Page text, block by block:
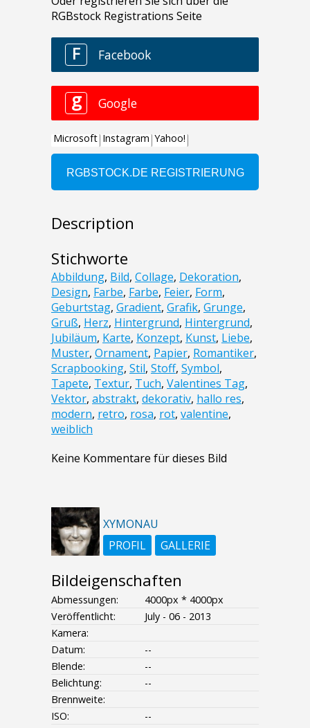
Description
Stichworte
Abbildung, Bild, Collage, Dekoration,
Design, Farbe, Farbe, Feier, Form,
Geburtstag, Gradient, Grafik, Grunge,
Gruß, Herz, Hintergrund, Hintergrund,
Jubiläum, Karte, Konzept, Kunst, Liebe,
Muster, Ornament, Papier, Romantiker,
Scrapbooking, Stil, Stoff, Symbol,
Tapete, Textur, Tuch, Valentines Tag,
Vektor, abstrakt, dekorativ, hallo res,
modern, retro, rosa, rot, valentine,
weiblich
Keine Kommentare für dieses Bild
XYMONAU
PROFIL
GALLERIE
Bildeigenschaften
Abmessungen:
4000px * 4000px
Veröffentlicht:
July - 06 - 2013
Kamera:
Datum:
--
Blende:
--
Belichtung:
--
Brennweite:
ISO:
--